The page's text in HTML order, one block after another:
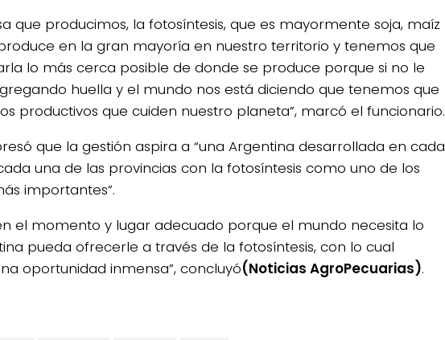
que producimos, la fotosíntesis, que es mayormente soja, maíz
en la gran mayoría en nuestro territorio y tenemos que
lo más cerca posible de donde se produce porque si no le
huella y el mundo nos está diciendo que tenemos que
productivos que cuiden nuestro planeta”, marcó el funcionario.
que la gestión aspira a “una Argentina desarrollada en cada
una de las provincias con la fotosíntesis como uno de los
importantes”.
el momento y lugar adecuado porque el mundo necesita lo
pueda ofrecerle a través de la fotosíntesis, con lo cual
oportunidad inmensa”, concluyó(Noticias AgroPecuarias).